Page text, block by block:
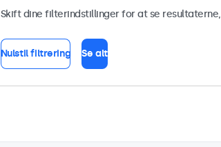
Skift dine filterindstillinger for at se
Nulstil filtrering Se alt